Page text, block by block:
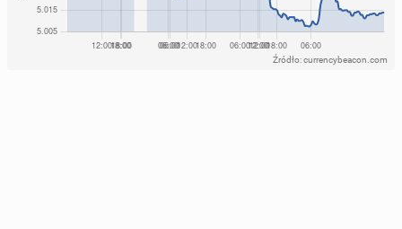
Źródło: currencybeacon.com